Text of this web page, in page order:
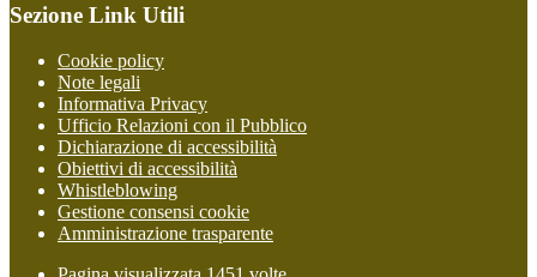
Sezione Link Utili
Cookie policy
Note legali
Informativa Privacy
Ufficio Relazioni con il Pubblico
Dichiarazione di accessibilità
Obiettivi di accessibilità
Whistleblowing
Gestione consensi cookie
Amministrazione trasparente